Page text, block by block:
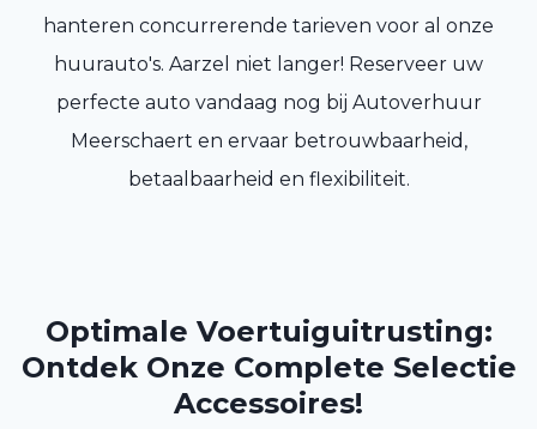
hanteren concurrerende tarieven voor al onze
huurauto's. Aarzel niet langer! Reserveer uw
perfecte auto vandaag nog bij Autoverhuur
Meerschaert en ervaar betrouwbaarheid,
betaalbaarheid en flexibiliteit.
Optimale Voertuiguitrusting:
Ontdek Onze Complete Selectie
Accessoires!